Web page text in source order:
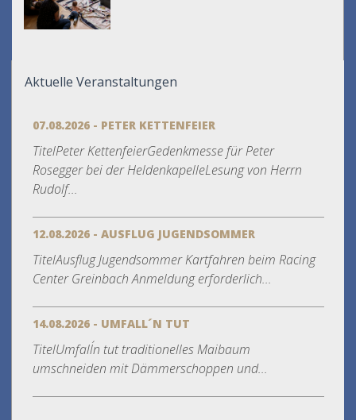
Aktuelle Veranstaltungen
07.08.2026 - PETER KETTENFEIER
TitelPeter KettenfeierGedenkmesse für Peter
Rosegger bei der HeldenkapelleLesung von Herrn
Rudolf...
12.08.2026 - AUSFLUG JUGENDSOMMER
TitelAusflug Jugendsommer Kartfahren beim Racing
Center Greinbach Anmeldung erforderlich...
14.08.2026 - UMFALL´N TUT
TitelUmfall´n tut traditionelles Maibaum
umschneiden mit Dämmerschoppen und...